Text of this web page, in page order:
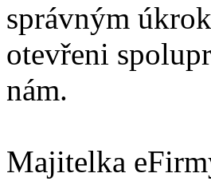
správným
otevřeni
nám.
Majitelka